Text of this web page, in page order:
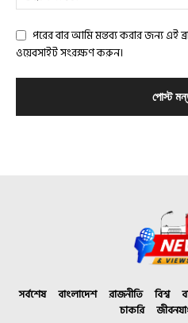
পরের বার আমি মন্তব্য করার জন্য এই
ওয়েবসাইট সংরক্ষণ করুন।
সর্বশেষ বাংলাদেশ রাজনীতি বিশ্ব
চাকরি